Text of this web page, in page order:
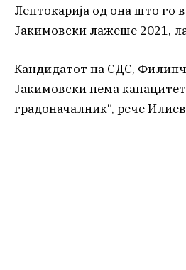
Лептокарија од она што го
Јакимовски лажеше 2021,
Кандидатот на СДС,
Јакимовски нема
градоначалник“, рече